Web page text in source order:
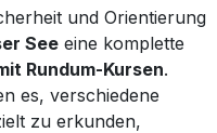
und Orientierung
See eine komplette
Rundum-Kursen.
es, verschiedene
zu erkunden,